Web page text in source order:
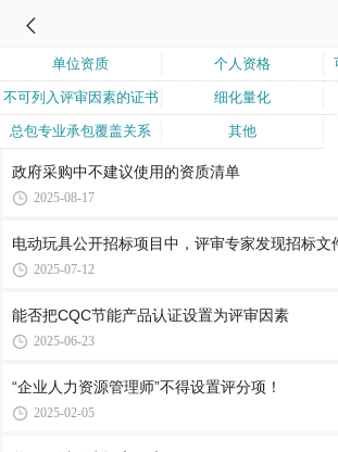
单位资质 个人资格
不可列入评审因素的证书 细化量化
总包专业承包覆盖关系 其他
政府采购中不建议使用的资质清单
2025-08-17
电动玩具公开招标项目中，评审专家发现招标文
2025-07-12
能否把CQC节能产品认证设置为评审因素
2025-06-23
“企业人力资源管理师”不得设置评分项！
2025-02-05